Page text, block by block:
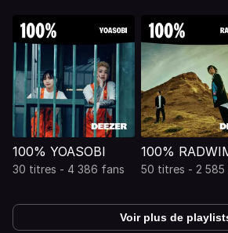
100% YOASOBI
30 titres - 4 386 fans
100%
50 titres - 2 585
Voir plus de